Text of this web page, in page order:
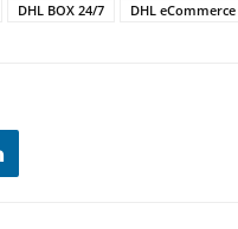
DHL BOX 24/7 DHL